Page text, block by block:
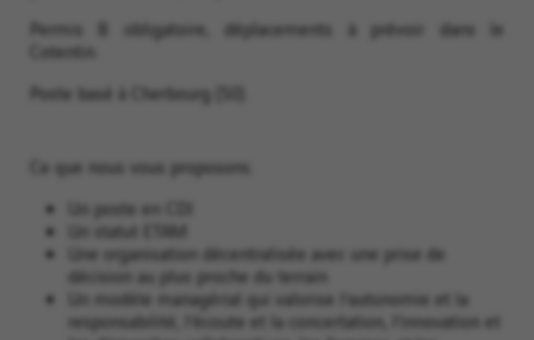
Permis B obligatoire, déplacements à prévoir dans le
Cotentin.
Poste basé à Cherbourg (50).
Ce que nous vous proposons.
Un poste en CDI
Un statut ETAM
Une organisation décentralisée avec une prise de
décision au plus proche du terrain
Un modèle managérial qui valorise l’autonomie et la
responsabilité, l’écoute et la concertation, l’innovation et